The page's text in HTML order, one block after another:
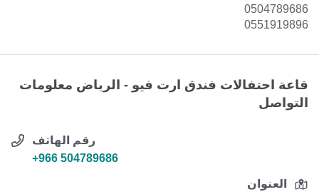
0504789686
0551919896
قاعة احتفالات فندق ارت فيو - الرياض معلومات
التواصل
رقم الهاتف
+966 504789686
العنوان